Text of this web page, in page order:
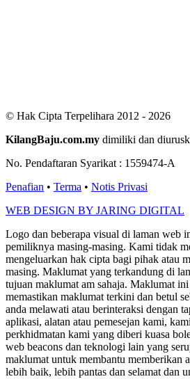
© Hak Cipta Terpelihara 2012 - 2026
KilangBaju.com.my dimiliki dan
No. Pendaftaran Syarikat : 1559474-A
Penafian • Terma • Notis Privasi
WEB DESIGN BY JARING DIGITAL
Logo dan beberapa visual di laman web
pemiliknya masing-masing. Kami tidak
mengeluarkan hak cipta bagi pihak atau
masing. Maklumat yang terkandung di
tujuan maklumat am sahaja. Maklumat
memastikan maklumat terkini dan betul
anda melawati atau berinteraksi dengan
aplikasi, alatan atau pemesejan kami,
perkhidmatan kami yang diberi kuasa
web beacons dan teknologi lain yang
maklumat untuk membantu memberikan
lebih baik, lebih pantas dan selamat dan